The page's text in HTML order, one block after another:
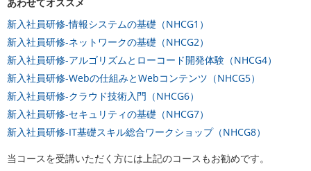
新入社員研修-情報システムの基礎（NHCG1）
新入社員研修-ネットワークの基礎（NHCG2）
新入社員研修-アルゴリズムとローコード開発体験（NHCG4）
新入社員研修-Webの仕組みとWebコンテンツ（NHCG5）
新入社員研修-クラウド技術入門（NHCG6）
新入社員研修-セキュリティの基礎（NHCG7）
新入社員研修-IT基礎スキル総合ワークショップ（NHCG8）
当コースを受講いただく方には上記のコースもお勧めです。